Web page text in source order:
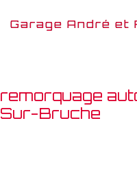
Garage André et
remorquage
Sur-Bruche